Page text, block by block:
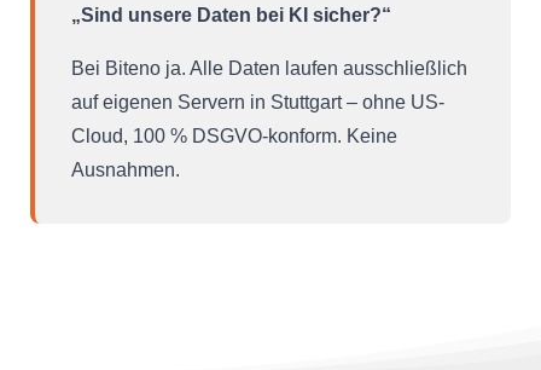
„Sind unsere Daten bei KI sicher?“
Bei Biteno ja. Alle Daten laufen ausschließlich
auf eigenen Servern in Stuttgart – ohne US-
Cloud, 100 % DSGVO-konform. Keine
Ausnahmen.